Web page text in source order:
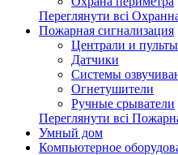
Переглянути всі
Пожарная сигнализация
Централи и пульты
Датчики
Системы
Огнетушители
Ручные срыватели
Переглянути всі
Умный дом
Компьютерное